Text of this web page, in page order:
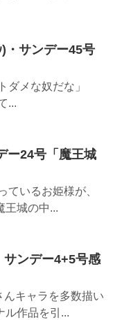
・サンデー45号
ダメな奴だな」
...
ー24号「魔王城
いるお姫様が、
王城の中...
ンデー4+5号感
キャラを多数描い
ル作品を引...